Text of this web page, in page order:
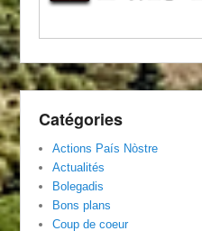
Catégories
Actions País Nòstre
Actualités
Bolegadis
Bons plans
Coup de coeur